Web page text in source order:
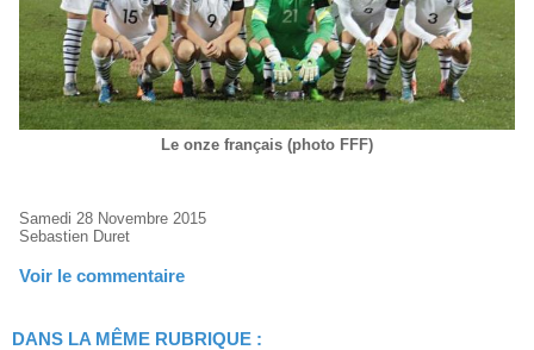
Le onze français (photo FFF)
Samedi 28 Novembre 2015
Sebastien Duret
Voir le commentaire
DANS LA MÊME RUBRIQUE :